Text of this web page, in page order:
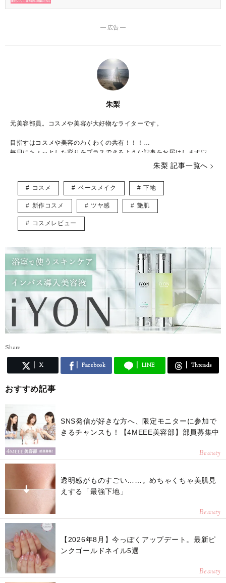
― 広告 ―
朱梨
元美容部員。コスメや美容が大好物なライターです。
目指すはコスメや美容のわくわくの共有！！！
毎日にちょっとした彩りをプラスできるような記事をお届けします♡
日本化粧品検定特級コスメコンシェルジュ、コスメライター、化粧品成
分上級スペシャリスト(化粧品成分検定 1級)
◆Instagram◆
https://www.instagram.com/akr_cosme/
朱梨 記事一覧へ
コスメ ベースメイク 下地
新作コスメ ツヤ感 艶肌
コスメレビュー
Share
X Facebook LINE Threads
おすすめ記事
SNS発信が好きな方へ、限定モニターに参加で
きるチャンスも！【4MEEE美容部】部員募集中
Beauty
透明感がものすごい……。めちゃくちゃ美肌見
えする「最強下地」
Beauty
【2026年8月】今っぽくアップデート。最新ピ
ンクゴールドネイル5選
Beauty